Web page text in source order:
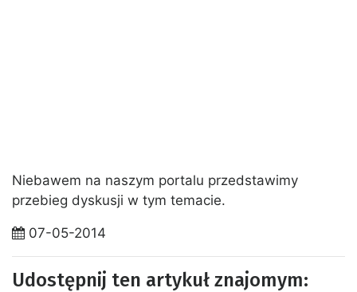
Niebawem na naszym portalu przedstawimy
przebieg dyskusji w tym temacie.
07-05-2014
Udostępnij ten artykuł znajomym: